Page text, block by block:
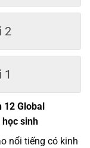
2
1
Global
học sinh
nổi tiếng có kinh